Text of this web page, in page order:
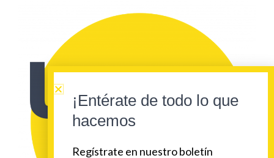
¡Entérate de todo lo que
hacemos
Regístrate en nuestro boletín